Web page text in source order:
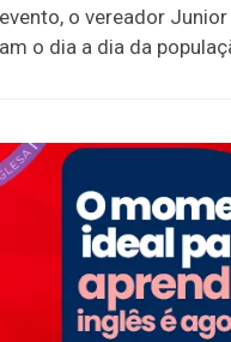
o vereador
o dia a dia da